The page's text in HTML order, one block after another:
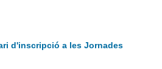
d'inscripció a les Jornades